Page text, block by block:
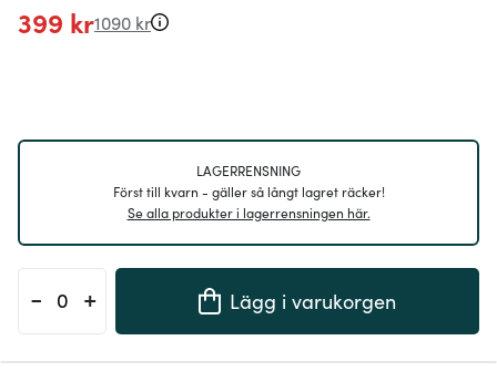
399 kr1090 kr
LAGERRENSNING
Först till kvarn - gäller så långt lagret räcker!
Se alla produkter i lagerrensningen här.
- + Lägg i varukorgen